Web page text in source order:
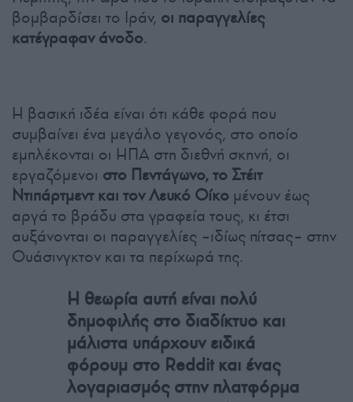
βομβαρδίσει το Ιράν, οι παραγγελίες
κατέγραφαν άνοδο.
Η βασική ιδέα είναι ότι κάθε φορά που
συμβαίνει ένα μεγάλο γεγονός, στο οποίο
εμπλέκονται οι ΗΠΑ στη διεθνή σκηνή, οι
εργαζόμενοι στο Πεντάγωνο, το Στέιτ
Ντιπάρτμεντ και τον Λευκό Οίκο μένουν έως
αργά το βράδυ στα γραφεία τους, κι έτσι
αυξάνονται οι παραγγελίες –ιδίως πίτσας– στην
Ουάσινγκτον και τα περίχωρά της.
Η θεωρία αυτή είναι πολύ
δημοφιλής στο διαδίκτυο και
μάλιστα υπάρχουν ειδικά
φόρουμ στο Reddit και ένας
λογαριασμός στην πλατφόρμα